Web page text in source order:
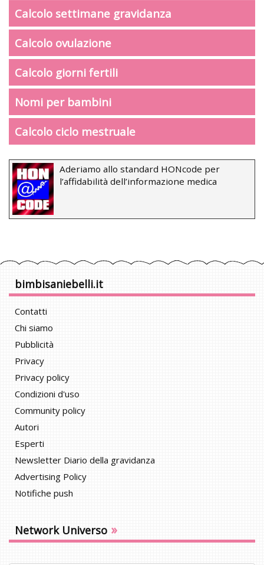
Calcolo settimane gravidanza
Calcolo ovulazione
Calcolo giorni fertili
Nomi per bambini
Calcolo ciclo mestruale
Aderiamo allo standard HONcode per
l’affidabilità dell’informazione medica
bimbisaniebelli.it
Contatti
Chi siamo
Pubblicità
Privacy
Privacy policy
Condizioni d'uso
Community policy
Autori
Esperti
Newsletter Diario della gravidanza
Advertising Policy
Notifiche push
Network Universo »